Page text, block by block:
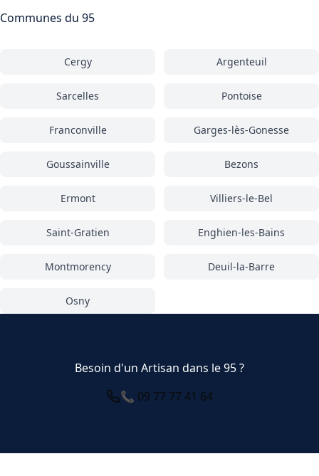
Communes du 95
Cergy Argenteuil
Sarcelles Pontoise
Franconville Garges-lès-Gonesse
Goussainville Bezons
Ermont Villiers-le-Bel
Saint-Gratien Enghien-les-Bains
Montmorency Deuil-la-Barre
Osny
Besoin d'un Artisan dans le 95 ?
📞 09 77 77 41 64